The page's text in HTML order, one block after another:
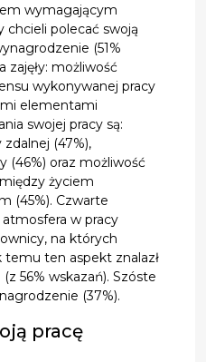
wymagającym
chcieli polecać swoją
(51%
zajęły: możliwość
wykonywanej pracy
elementami
swojej pracy są:
(47%),
(46%) oraz możliwość
życiem
(45%). Czwarte
atmosfera w pracy
na których
temu ten aspekt znalazł
56% wskazań). Szóste
(37%).
pracę